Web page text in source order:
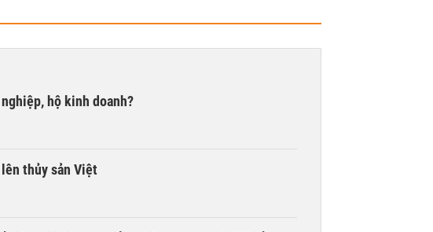
hộ kinh doanh?
thủy sản Việt